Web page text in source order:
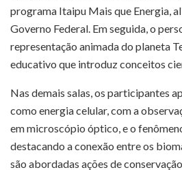
programa Itaipu Mais que Energia,
Governo Federal. Em seguida, o
representação animada do planeta
educativo que introduz conceitos
Nas demais salas, os participantes
como energia celular, com a
em microscópio óptico, e o
destacando a conexão entre os
são abordadas ações de